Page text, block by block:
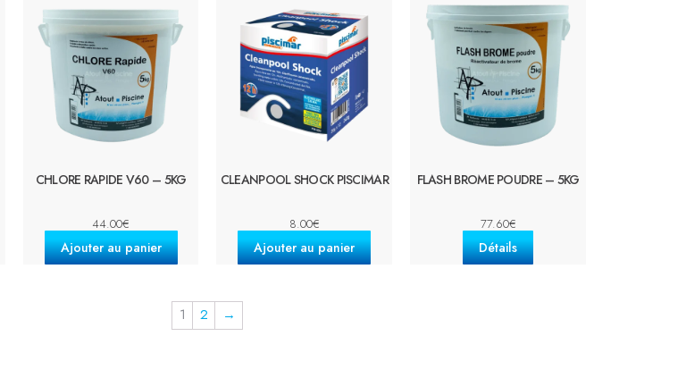
CHLORE RAPIDE V60 – 5KG
44.00€
Ajouter au panier
CLEANPOOL SHOCK PISCIMAR
8.00€
Ajouter au panier
FLASH BROME POUDRE – 5KG
77.60€
Détails
1 2 →